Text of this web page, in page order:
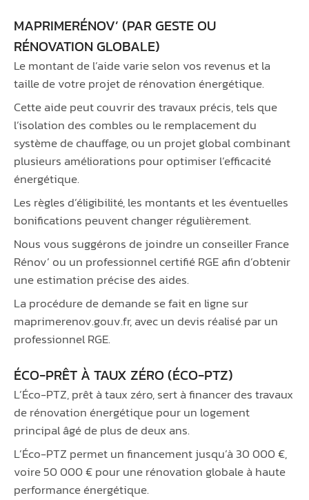
MAPRIMERÉNOV’ (PAR GESTE OU
RÉNOVATION GLOBALE)
Le montant de l’aide varie selon vos revenus et la
taille de votre projet de rénovation énergétique.
Cette aide peut couvrir des travaux précis, tels que
l’isolation des combles ou le remplacement du
système de chauffage, ou un projet global combinant
plusieurs améliorations pour optimiser l’efficacité
énergétique.
Les règles d’éligibilité, les montants et les éventuelles
bonifications peuvent changer régulièrement.
Nous vous suggérons de joindre un conseiller France
Rénov’ ou un professionnel certifié RGE afin d’obtenir
une estimation précise des aides.
La procédure de demande se fait en ligne sur
maprimerenov.gouv.fr, avec un devis réalisé par un
professionnel RGE.
ÉCO-PRÊT À TAUX ZÉRO (ÉCO-PTZ)
L’Éco-PTZ, prêt à taux zéro, sert à financer des travaux
de rénovation énergétique pour un logement
principal âgé de plus de deux ans.
L’Éco-PTZ permet un financement jusqu’à 30 000 €,
voire 50 000 € pour une rénovation globale à haute
performance énergétique.